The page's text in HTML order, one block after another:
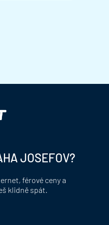
JOSEFOV?
férové ceny a
klidně spát.